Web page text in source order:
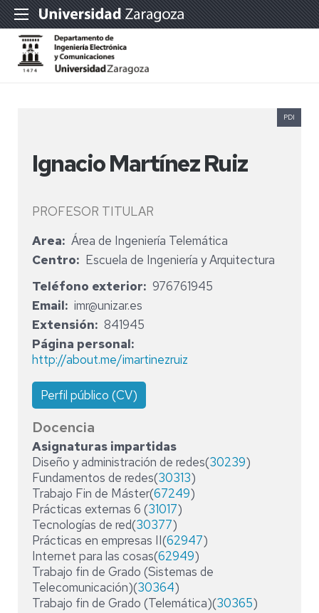
Ignacio Martínez Ruiz
PROFESOR TITULAR
PDI
Area
Área de Ingeniería Telemática
Centro
Escuela de Ingeniería y Arquitectura
Teléfono exterior
976761945
Email
imr@unizar.es
Extensión
841945
Página personal
http://about.me/imartinezruiz
Perfil público (CV)
Docencia
Asignaturas impartidas
Diseño y administración de redes(30239)
Fundamentos de redes(30313)
Trabajo Fin de Máster(67249)
Prácticas externas 6 (31017)
Tecnologías de red(30377)
Prácticas en empresas II(62947)
Internet para las cosas(62949)
Trabajo fin de Grado (Sistemas de
Telecomunicación)(30364)
Trabajo fin de Grado (Telemática)(30365)